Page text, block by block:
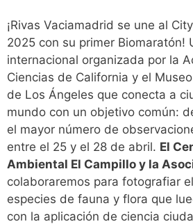
¡Rivas Vaciamadrid se une al
2025 con su primer Biomaratón!
internacional organizada por la
Ciencias de California y el
de Los Ángeles que conecta a
mundo con un objetivo común:
el mayor número de
entre el 25 y el 28 de abril. El
Ambiental El Campillo y la
colaboraremos para fotografiar
especies de fauna y flora que
con la aplicación de ciencia